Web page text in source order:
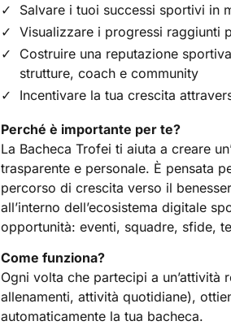
Salvare i tuoi successi sportivi in
Visualizzare i progressi raggiunti
Costruire una reputazione
strutture, coach e community
Incentivare la tua crescita
Perché è importante per te?
La Bacheca Trofei ti aiuta a creare
trasparente e personale. È pensata
percorso di crescita verso il
all’interno dell’ecosistema digitale
opportunità: eventi, squadre, sfide,
Come funziona?
Ogni volta che partecipi a un’attività
allenamenti, attività quotidiane),
automaticamente la tua bacheca.